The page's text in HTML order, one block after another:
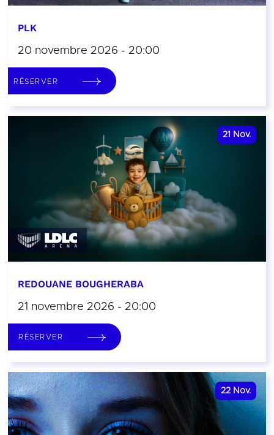
PLK
20 novembre 2026 - 20:00
RÉSERVER
21 Nov.
REDOUANE BOUGHERABA
21 novembre 2026 - 20:00
RÉSERVER
22 Nov.